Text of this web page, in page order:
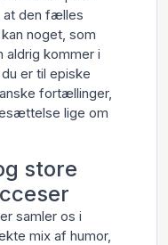
at den fælles
noget, som
aldrig kommer i
er til episke
fortællinger,
lige om
store
samler os i
mix af humor,